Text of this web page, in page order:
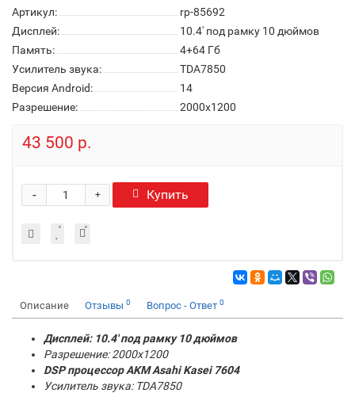
Артикул:
rp-85692
Дисплей:
10.4' под рамку 10 дюймов
Память:
4+64 Гб
Усилитель звука:
TDA7850
Версия Android:
14
Разрешение:
2000x1200
43 500 р.
+
- Купить
Описание Отзывы 0 Вопрос - Ответ 0
Дисплей: 10.4' под рамку 10 дюймов
Разрешение: 2000x1200
DSP процессор AKM Asahi Kasei 7604
Усилитель звука: TDA7850